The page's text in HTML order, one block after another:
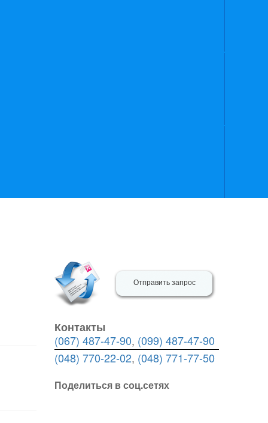
Отправить запрос
Контакты
(067) 487-47-90, (099) 487-47-90
(048) 770-22-02, (048) 771-77-50
Поделиться в соц.сетях